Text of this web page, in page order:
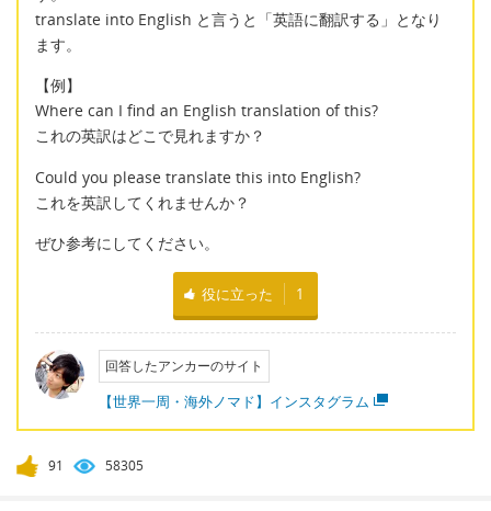
translate into English と言うと「英語に翻訳する」となり
ます。
【例】
Where can I find an English translation of this?
これの英訳はどこで見れますか？
Could you please translate this into English?
これを英訳してくれませんか？
ぜひ参考にしてください。
役に立った 1
回答したアンカーのサイト
【世界一周・海外ノマド】インスタグラム
91 58305